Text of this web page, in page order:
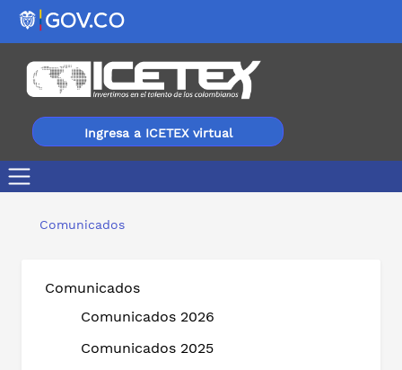
Ingresa a ICETEX virtual
Comunicados
Comunicados
Comunicados 2026
Comunicados 2025